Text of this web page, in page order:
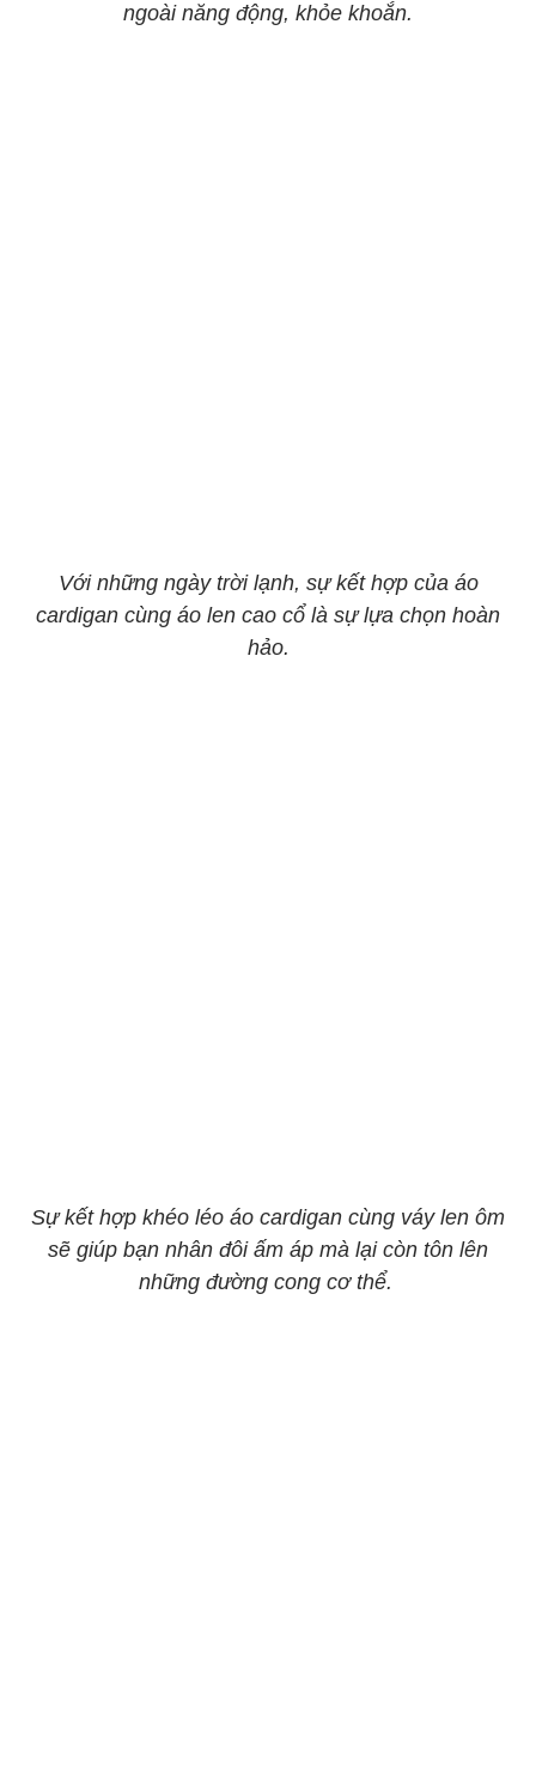
ngoài năng động, khỏe khoắn.
Với những ngày trời lạnh, sự kết hợp của áo
cardigan cùng áo len cao cổ là sự lựa chọn hoàn
hảo.
Sự kết hợp khéo léo áo cardigan cùng váy len ôm
sẽ giúp bạn nhân đôi ấm áp mà lại còn tôn lên
những đường cong cơ thể.